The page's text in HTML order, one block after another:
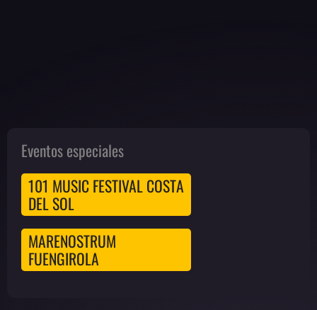
Eventos especiales
101 MUSIC FESTIVAL COSTA
DEL SOL
MARENOSTRUM
FUENGIROLA